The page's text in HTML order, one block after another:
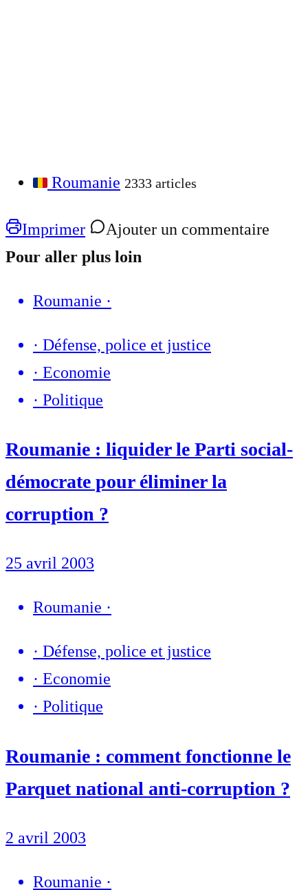
Roumanie 2333 articles
Imprimer
Ajouter un commentaire
Pour aller plus loin
Roumanie ·
· Défense, police et justice
· Economie
· Politique
Roumanie : liquider le Parti social-
démocrate pour éliminer la
corruption ?
25 avril 2003
Roumanie ·
· Défense, police et justice
· Economie
· Politique
Roumanie : comment fonctionne le
Parquet national anti-corruption ?
2 avril 2003
Roumanie ·